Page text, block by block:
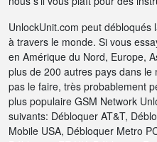
UnlockUnit.com peut
à travers le monde. Si vous
en Amérique du Nord, Europe,
plus de 200 autres pays dans
pas le faire, très probablement
plus populaire GSM Network
suivants: Débloquer AT&T,
Mobile USA, Débloquer Metro